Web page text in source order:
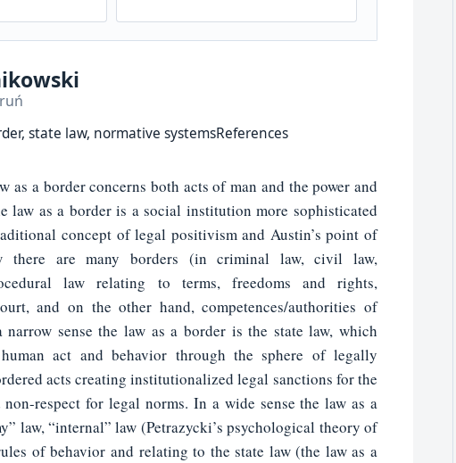
state law, normative systemsReferences
as a border concerns both acts of man and the power and
law as a border is a social institution more sophisticated
concept of legal positivism and Austin’s point of
there are many borders (in criminal law, civil law,
law relating to terms, freedoms and rights,
and on the other hand, competences/authorities of
sense the law as a border is the state law, which
act and behavior through the sphere of legally
acts creating institutionalized legal sanctions for the
respect for legal norms. In a wide sense the law as a
law, “internal” law (Petrazycki’s psychological theory of
of behavior and relating to the state law (the law as a